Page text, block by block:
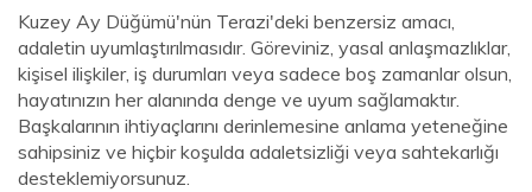
Kuzey Ay Düğümü'nün Terazi'deki benzersiz amacı,
adaletin uyumlaştırılmasıdır. Göreviniz, yasal anlaşmazlıklar,
kişisel ilişkiler, iş durumları veya sadece boş zamanlar olsun,
hayatınızın her alanında denge ve uyum sağlamaktır.
Başkalarının ihtiyaçlarını derinlemesine anlama yeteneğine
sahipsiniz ve hiçbir koşulda adaletsizliği veya sahtekarlığı
desteklemiyorsunuz.